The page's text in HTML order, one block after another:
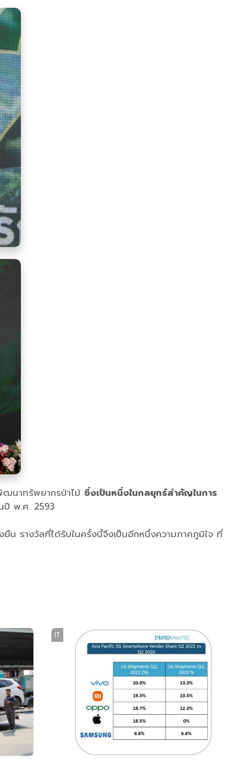
นาทรัพยากรป่าไม้ ซึ่งเป็นหนึ่งในกลยุทธ์สำคัญในการ
ปี พ.ศ. 2593
รางวัลที่ได้รับในครั้งนี้จึงเป็นอีกหนึ่งความภาคภูมิใจ ที่
IT